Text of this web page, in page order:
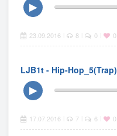
▶
23.09.2016 8 0 0
LJB1t - Hip-Hop_5(Trap)
▶
17.07.2016 7 6 0